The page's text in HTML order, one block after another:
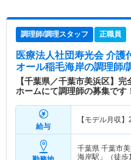
調理師/調理スタッフ 正職員
医療法人社団寿光会 介護
オール稲毛海岸の調理師/
【千葉県／千葉市美浜区】
ホームにて調理師の募集です
給与
【モデル月収】
千葉県 千葉市
海岸駅」（徒歩